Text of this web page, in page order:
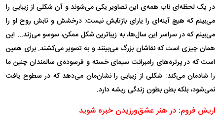
در یک لحظه‌ا‌ی ناب همه‌ی این تصاویر یکی می‌شوند و آن شکلی از زیبایی را
می‌بینم که هیچ آینه‌ای را یارای بازتابش نیست: درخشش و تابش روح او را
می‌بینم که در سراسر این سال‌ها، به زیباترین شکل ممکن، سوسو می‌زند... این
همان چیزی است که نقاشان بزرگ می‌بینند و به تصویر می‌کشند. برای همین
است که در پرتره‌های رامبرانت سیمای خسته و فرسوده‌ی سالمندان چنین ما
را شادمان می‌کند: شکلی از زیبایی را نشان‌مان می‌دهد که در سطوح یافت
نمی‌شود، بلکه بطن بطون زندگی ریشه دارد.
اریش فروم: در هنر عشق‌ورزیدن خبره شوید